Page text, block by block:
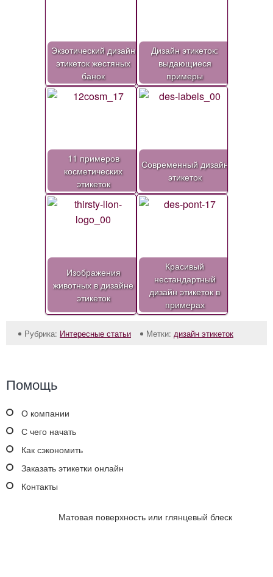
Экзотический дизайн
этикеток жестяных
банок
Дизайн этикеток:
выдающиеся
примеры
11 примеров
косметических
этикеток
Современный дизайн
этикеток
Изображения
животных в дизайне
этикеток
Красивый
нестандартный
дизайн этикеток в
примерах
Рубрика: Интересные статьи Метки: дизайн этикеток
Помощь
О компании
С чего начать
Как сэкономить
Заказать этикетки онлайн
Контакты
Матовая поверхность или глянцевый блеск